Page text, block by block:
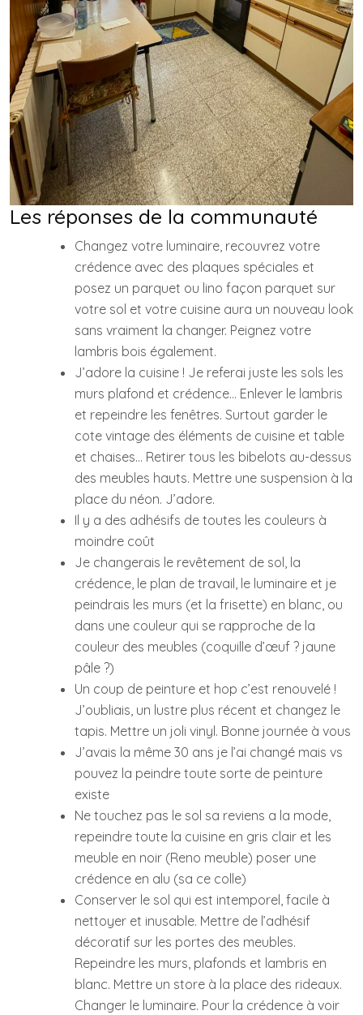
Les réponses de la communauté
Changez votre luminaire, recouvrez votre
crédence avec des plaques spéciales et
posez un parquet ou lino façon parquet sur
votre sol et votre cuisine aura un nouveau look
sans vraiment la changer. Peignez votre
lambris bois également.
J’adore la cuisine ! Je referai juste les sols les
murs plafond et crédence… Enlever le lambris
et repeindre les fenêtres. Surtout garder le
cote vintage des éléments de cuisine et table
et chaises… Retirer tous les bibelots au-dessus
des meubles hauts. Mettre une suspension à la
place du néon. J’adore.
Il y a des adhésifs de toutes les couleurs à
moindre coût
Je changerais le revêtement de sol, la
crédence, le plan de travail, le luminaire et je
peindrais les murs (et la frisette) en blanc, ou
dans une couleur qui se rapproche de la
couleur des meubles (coquille d’œuf ? jaune
pâle ?)
Un coup de peinture et hop c’est renouvelé !
J’oubliais, un lustre plus récent et changez le
tapis. Mettre un joli vinyl. Bonne journée à vous
J’avais la même 30 ans je l’ai changé mais vs
pouvez la peindre toute sorte de peinture
existe
Ne touchez pas le sol sa reviens a la mode,
repeindre toute la cuisine en gris clair et les
meuble en noir (Reno meuble) poser une
crédence en alu (sa ce colle)
Conserver le sol qui est intemporel, facile à
nettoyer et inusable. Mettre de l’adhésif
décoratif sur les portes des meubles.
Repeindre les murs, plafonds et lambris en
blanc. Mettre un store à la place des rideaux.
Changer le luminaire. Pour la crédence à voir